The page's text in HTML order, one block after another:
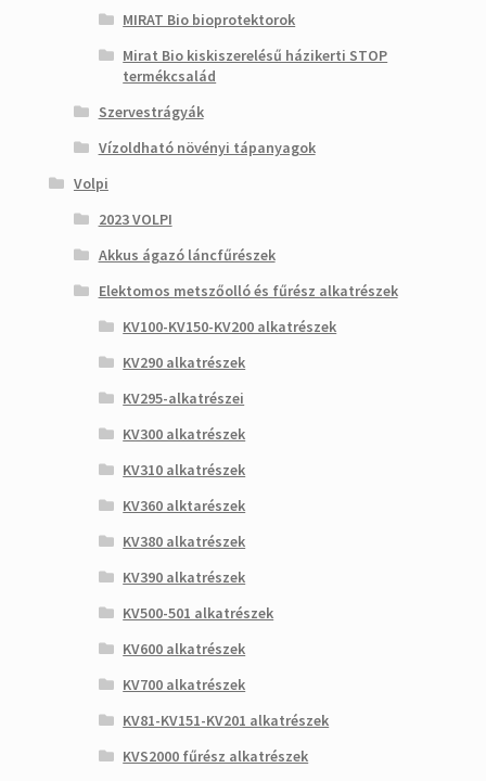
MIRAT Bio bioprotektorok
Mirat Bio kiskiszerelésű házikerti STOP
termékcsalád
Szervestrágyák
Vízoldható növényi tápanyagok
Volpi
2023 VOLPI
Akkus ágazó láncfűrészek
Elektomos metszőolló és fűrész alkatrészek
KV100-KV150-KV200 alkatrészek
KV290 alkatrészek
KV295-alkatrészei
KV300 alkatrészek
KV310 alkatrészek
KV360 alktarészek
KV380 alkatrészek
KV390 alkatrészek
KV500-501 alkatrészek
KV600 alkatrészek
KV700 alkatrészek
KV81-KV151-KV201 alkatrészek
KVS2000 fűrész alkatrészek